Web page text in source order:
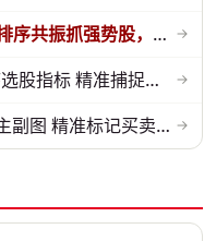
通达信【老K排序】集合竞价排序共振抓强势股，超高胜率，十合一排序！ →
通达信【金刀排序】竞价排序选股指标 精准捕捉强势首板 源码 贴图 →
通达信〖鹰眼AI+九天揽月〗主副图 精准标记买卖拐点 九维因子共振过滤杂... →